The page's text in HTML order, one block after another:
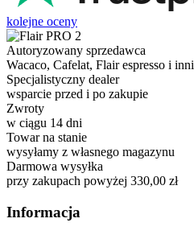
kolejne oceny
Autoryzowany sprzedawca
Wacaco, Cafelat, Flair espresso i inni
Specjalistyczny dealer
wsparcie przed i po zakupie
Zwroty
w ciągu 14 dni
Towar na stanie
wysyłamy z własnego magazynu
Darmowa wysyłka
przy zakupach powyżej 330,00 zł
Informacja